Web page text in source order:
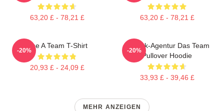
63,20 £ - 78,21 £ 63,20 £ - 78,21 £
The A Team T-Shirt
20,93 £ - 24,09 £
-20%
All-Risk-Agentur Das Team
Pullover Hoodie
33,93 £ - 39,46 £
-20%
MEHR ANZEIGEN